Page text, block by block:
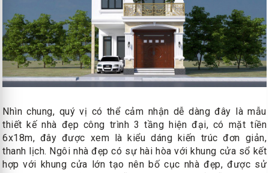
Nhìn chung, quý vị có thể cảm nhận dễ dàng đây là mẫu
thiết kế nhà đẹp công trình 3 tầng hiện đại, có mặt tiền
6x18m, đây được xem là kiểu dáng kiến trúc đơn giản,
thanh lịch. Ngôi nhà đẹp có sự hài hòa với khung cửa sổ kết
hợp với khung cửa lớn tạo nên bố cục nhà đẹp, được sử